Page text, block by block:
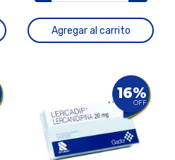
Agregar al carrito
16%
OFF